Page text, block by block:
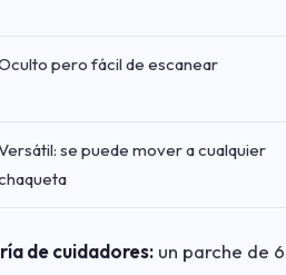
pero fácil de escanear
se puede mover a cualquier
de cuidadores: un parche de